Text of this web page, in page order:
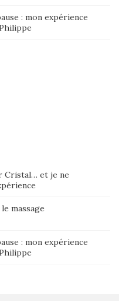
: mon expérience
Philippe
Cristal… et je ne
massage
: mon expérience
Philippe